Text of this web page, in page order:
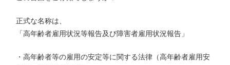
正式な名称は、
「高年齢者雇用状況等報告及び障害者雇用状況報告」
・高年齢者等の雇用の安定等に関する法律（高年齢者雇用安